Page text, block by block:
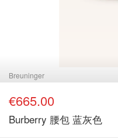
Breuninger
€665.00
Burberry 腰包 蓝灰色